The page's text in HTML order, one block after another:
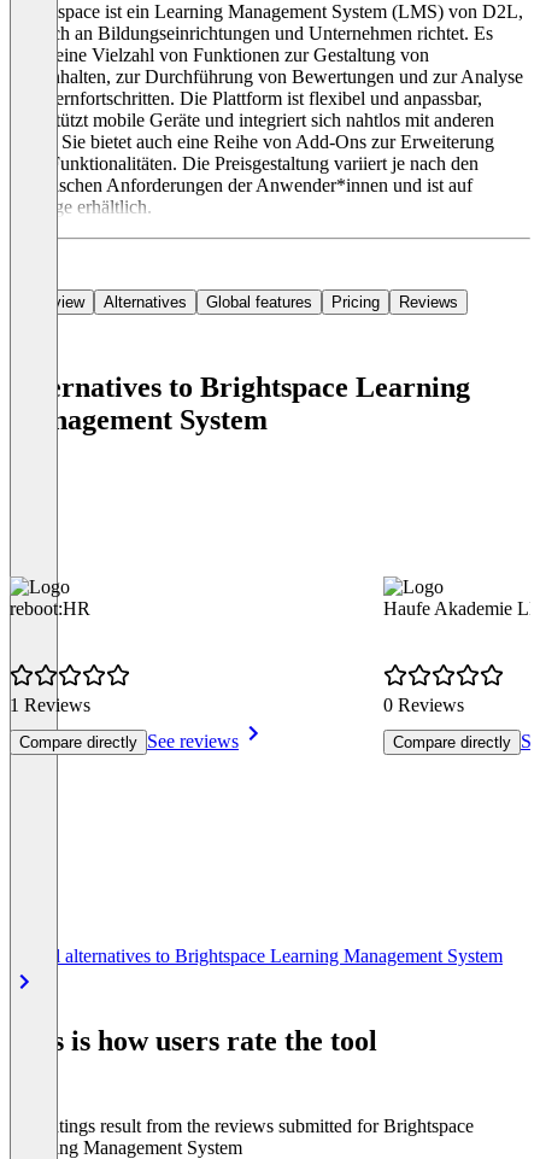
Brightspace ist ein Learning Management System (LMS) von D2L,
das sich an Bildungseinrichtungen und Unternehmen richtet. Es
bietet eine Vielzahl von Funktionen zur Gestaltung von
Lerninhalten, zur Durchführung von Bewertungen und zur Analyse
von Lernfortschritten. Die Plattform ist flexibel und anpassbar,
unterstützt mobile Geräte und integriert sich nahtlos mit anderen
Tools. Sie bietet auch eine Reihe von Add-Ons zur Erweiterung
ihrer Funktionalitäten. Die Preisgestaltung variiert je nach den
spezifischen Anforderungen der Anwender*innen und ist auf
Anfrage erhältlich.
Overview Alternatives Global features Pricing Reviews
Alternatives to Brightspace Learning
Management System
reboot:HR
1 Reviews
Compare directly See reviews
Haufe Akademie
0 Reviews
Compare directly
See all alternatives to Brightspace Learning Management System
This is how users rate the tool
The ratings result from the reviews submitted for Brightspace
Learning Management System